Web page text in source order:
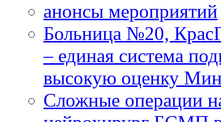
анонсы мероприятий
Больница №20,
– единая система
высокую оценку
Сложные операции